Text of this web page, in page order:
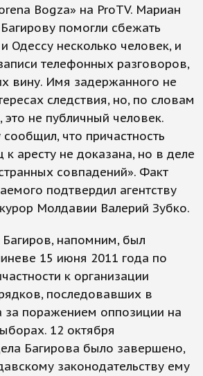
Bogza» на ProTV. Мариан
помогли сбежать
Одессу несколько человек, и
телефонных разговоров,
вину. Имя задержанного не
следствия, но, по словам
это не публичный человек.
что причастность
аресту не доказана, но в деле
совпадений». Факт
подтвердил агентству
Молдавии Валерий Зубко.
Багиров, напомним, был
15 июня 2011 года по
к организации
последовавших в
за поражением оппозиции на
12 октября
Багирова было завершено,
законодательству ему